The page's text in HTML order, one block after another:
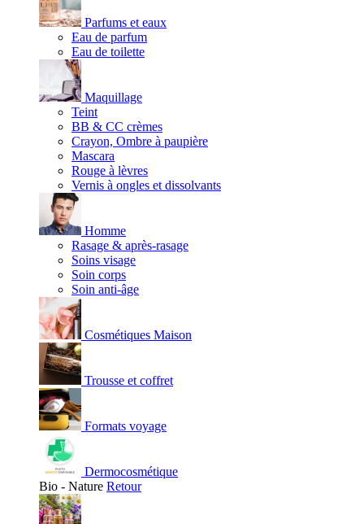
Parfums et eaux
Eau de parfum
Eau de toilette
Maquillage
Teint
BB & CC crèmes
Crayon, Ombre à paupière
Mascara
Rouge à lèvres
Vernis à ongles et dissolvants
Homme
Rasage & après-rasage
Soins visage
Soin corps
Soin anti-âge
Cosmétiques Maison
Trousse et coffret
Formats voyage
Dermocosmétique
Bio - Nature Retour